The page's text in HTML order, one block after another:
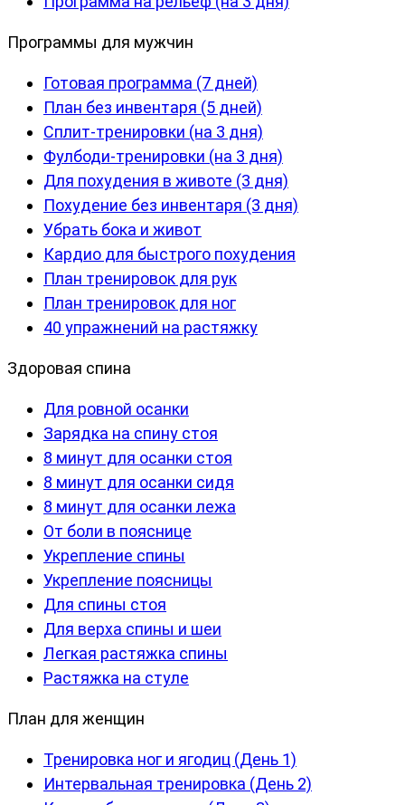
Программы для мужчин
Готовая программа (7 дней)
План без инвентаря (5 дней)
Сплит-тренировки (на 3 дня)
Фулбоди-тренировки (на 3 дня)
Для похудения в животе (3 дня)
Похудение без инвентаря (3 дня)
Убрать бока и живот
Кардио для быстрого похудения
План тренировок для рук
План тренировок для ног
40 упражнений на растяжку
Здоровая спина
Для ровной осанки
Зарядка на спину стоя
8 минут для осанки стоя
8 минут для осанки сидя
8 минут для осанки лежа
От боли в пояснице
Укрепление спины
Укрепление поясницы
Для спины стоя
Для верха спины и шеи
Легкая растяжка спины
Растяжка на стуле
План для женщин
Тренировка ног и ягодиц (День 1)
Интервальная тренировка (День 2)